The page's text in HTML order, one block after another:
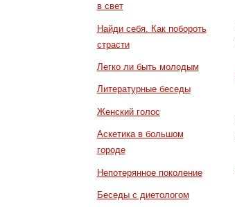
в свет
Найди себя. Как побороть
страсти
Легко ли быть молодым
Литературные беседы
Женский голос
Аскетика в большом
городе
Непотерянное поколение
Беседы с диетологом